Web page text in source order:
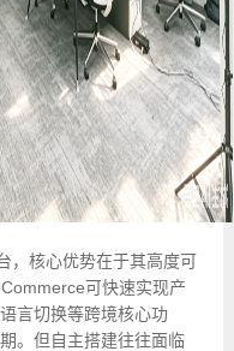
，核心优势在于其高度可
可快速实现产
言切换等跨境核心功
。但自主搭建往往面临